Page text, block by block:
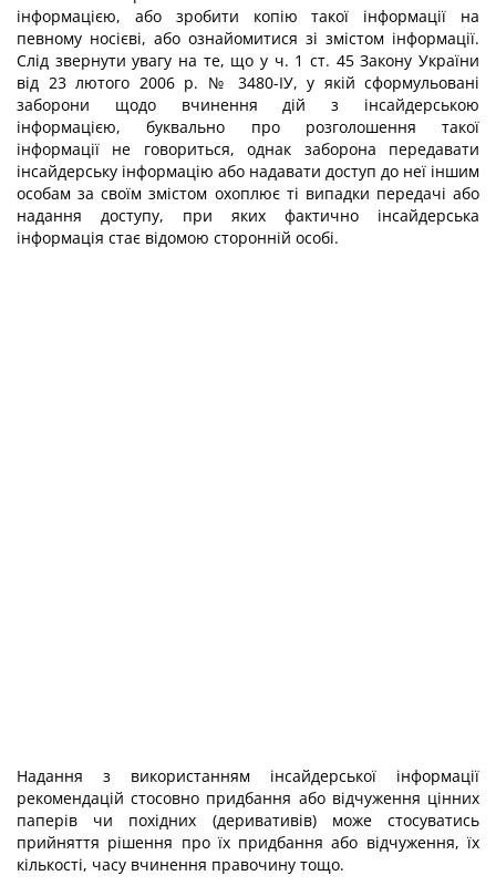
інформацією, або зробити копію такої інформації на
певному носієві, або ознайомити­ся зі змістом інформації.
Слід звернути увагу на те, що у ч. 1 ст. 45 Закону України
від 23 лютого 2006 р. № 3480-ІУ, у якій сформульовані
заборони щодо вчинення дій з ін­сайдерською
інформацією, буквально про розголошення такої
інформації не говорить­ся, однак заборона передавати
інсайдерську інформацію або надавати доступ до неї іншим
особам за своїм змістом охоплює ті випадки передачі або
надання доступу, при яких фактично інсайдерська
інформація стає відомою сторонній особі.
Надання з використанням інсайдерської інформації
рекомендацій стосовно при­дбання або відчуження цінних
паперів чи похідних (деривативів) може стосуватись
прийняття рішення про їх придбання або відчуження, їх
кількості, часу вчинення правочину тощо.